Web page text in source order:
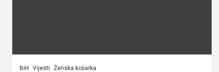
BiH Vijesti Ženska košarka